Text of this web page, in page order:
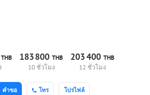
THB
183800THB
10 ชั่วโมง
203400THB
12 ชั่วโมง
โทร โปรไฟล์
คำขอ